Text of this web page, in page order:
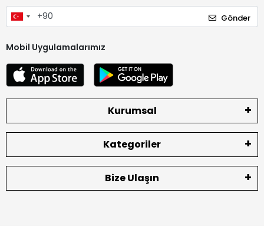
Gönder
Mobil Uygulamalarımız
Kurumsal
Kategoriler
Bize Ulaşın